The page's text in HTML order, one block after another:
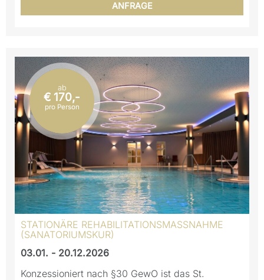
ANFRAGE
STATIONÄRE REHABILITATIONSMASSNAHME (
SANATORIUMSKUR)
03.01. - 20.12.2026
Konzessioniert nach §30 GewO ist das St.
ab
€ 170,-
pro Person